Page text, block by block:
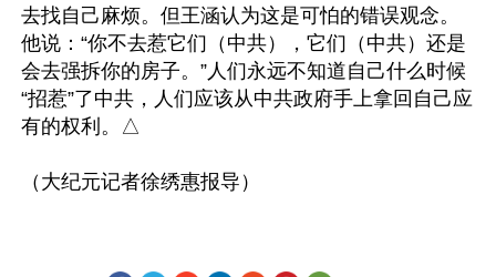
去找自己麻烦。但王涵认为这是可怕的错误观念。
他说：“你不去惹它们（中共），它们（中共）还是
会去强拆你的房子。”人们永远不知道自己什么时候
“招惹”了中共，人们应该从中共政府手上拿回自己应
有的权利。△